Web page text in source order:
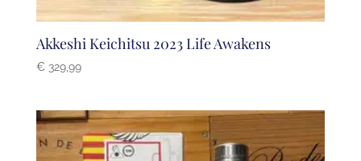
Akkeshi Keichitsu 2023 Life Awakens
€329,99